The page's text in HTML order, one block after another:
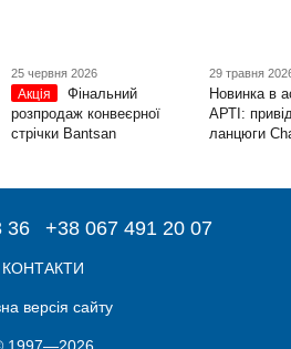
25 червня 2026
Акція
Фінальний
розпродаж конвеєрної
стрічки Bantsan
29 травня
Новинка в
АРТІ:
ланцюги
36 +38 067 491 20 07
КОНТАКТИ
версія сайту